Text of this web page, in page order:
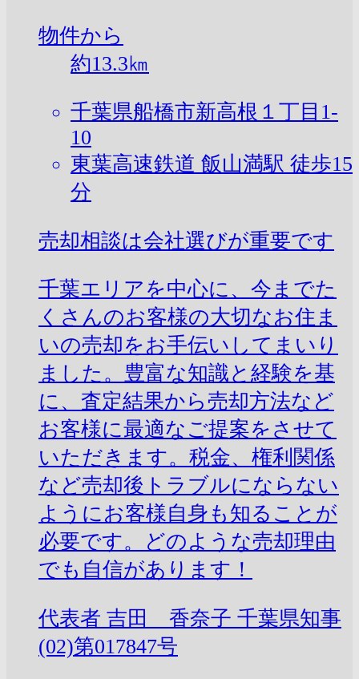
物件から
約13.3㎞
千葉県船橋市新高根１丁目1-
10
東葉高速鉄道 飯山満駅 徒歩15
分
売却相談は会社選びが重要です
千葉エリアを中心に、今までた
くさんのお客様の大切なお住ま
いの売却をお手伝いしてまいり
ました。豊富な知識と経験を基
に、査定結果から売却方法など
お客様に最適なご提案をさせて
いただきます。税金、権利関係
など売却後トラブルにならない
ようにお客様自身も知ることが
必要です。どのような売却理由
でも自信があります！
代表者 吉田 香奈子 千葉県知事
(02)第017847号